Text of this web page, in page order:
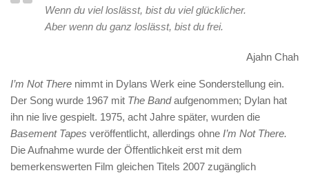
Wenn du viel loslässt, bist du viel glücklicher.
Aber wenn du ganz loslässt, bist du frei.
Ajahn Chah
I’m Not There nimmt in Dylans Werk eine Sonderstellung ein.
Der Song wurde 1967 mit The Bandaufgenommen; Dylan hat
ihn nie live gespielt. 1975, acht Jahre später, wurden die
Basement Tapes veröffentlicht, allerdings ohne I’m Not There.
Die Aufnahme wurde der Öffentlichkeit erst mit dem
bemerkenswerten Film gleichen Titels 2007 zugänglich